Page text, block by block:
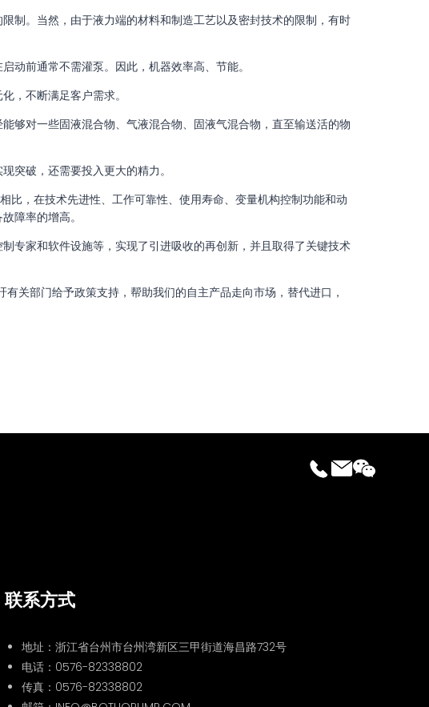
制。当然，由于液力端的材料和制造工艺以及密封技术的限制，有时
动前通常不需灌泵。因此，机器效率高、节能。
，不断满足客户需求。
够对一些固液混合物、气液混合物、固液气混合物，直至输送活的物
突破，还需要投入更大的精力。
比，在技术先进性、工作可靠性、使用寿命、变量机构控制功能和动
障率的增高。
专家和软件设施等，实现了引进吸收的再创新，并且取得了关键技术
关部门给予政策支持，帮助我们的自主产品走向市场，替代进口，
联系方式
地址：浙江省台州市台州湾新区三甲街道海昌路732号
电话： 0576-82338802
传真：0576-82338802